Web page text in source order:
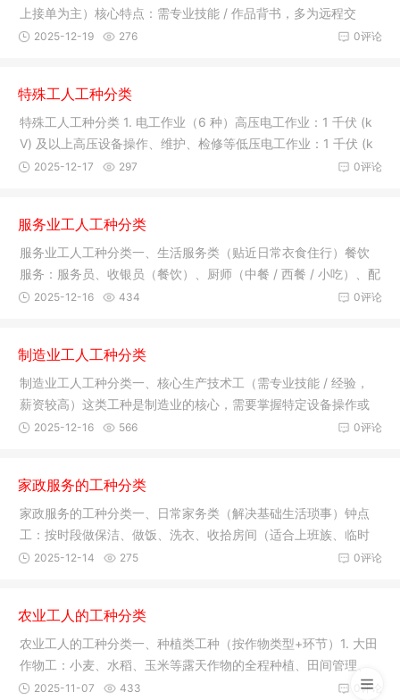
上接单为主）核心特点：需专业技能 / 作品背书，多为远程交
付，适
0评论
2025-12-19 276
特殊工人工种分类
特殊工人工种分类 1. 电工作业（6 种）高压电工作业：1 千伏 (k
V) 及以上高压设备操作、维护、检修等低压电工作业：1 千伏 (k
V)
0评论
2025-12-17 297
服务业工人工种分类
服务业工人工种分类一、生活服务类（贴近日常衣食住行）餐饮
服务：服务员、收银员（餐饮）、厨师（中餐 / 西餐 / 小吃）、配
菜员
0评论
2025-12-16 434
制造业工人工种分类
制造业工人工种分类一、核心生产技术工（需专业技能 / 经验，
薪资较高）这类工种是制造业的核心，需要掌握特定设备操作或
工艺技
0评论
2025-12-16 566
家政服务的工种分类
家政服务的工种分类一、日常家务类（解决基础生活琐事）钟点
工：按时段做保洁、做饭、洗衣、收拾房间（适合上班族、临时
大扫除）
0评论
2025-12-14 275
农业工人的工种分类
农业工人的工种分类一、种植类工种（按作物类型+环节）1. 大田
作物工：小麦、水稻、玉米等露天作物的全程种植、田间管理、
规模化
0评论
2025-11-07 433